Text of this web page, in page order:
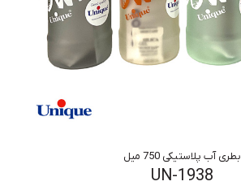
بطری آب پلاستیکی 750 میل
UN-1938